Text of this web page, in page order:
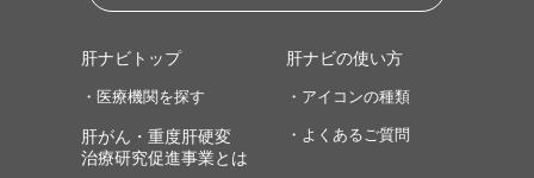
肝ナビトップ
・医療機関を探す
肝がん・重度肝硬変
治療研究促進事業とは
肝ナビの使い方
・アイコンの種類
・よくあるご質問